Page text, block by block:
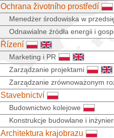
Ochrana životního prostředí
Menedżer środowiska w
Odnawialne źródła energii i
Řízení
Marketing i PR
Zarządzanie projektami
Zarządzanie zrównoważonym
Stavebnictví
Budownictwo kolejowe
Konstrukcje budowlane i
Architektura krajobrazu